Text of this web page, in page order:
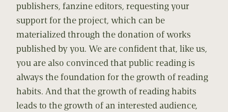
publishers, fanzine editors, requesting your
support for the project, which can be
materialized through the donation of works
published by you. We are confident that, like us,
you are also convinced that public reading is
always the foundation for the growth of reading
habits. And that the growth of reading habits
leads to the growth of an interested audience,